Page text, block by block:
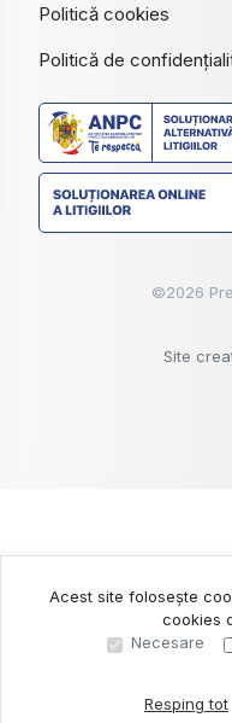
Sună acum
Politică cookies
Politică de
©2026
Site
Acest site folosește
cookies
Necesare
Resping tot